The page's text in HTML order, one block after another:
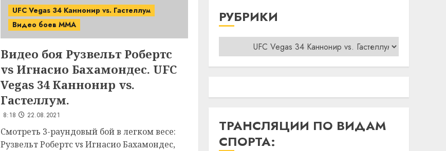
UFC Vegas 34 Каннонир vs. Гастеллум
Видео боев MMA
Видео боя Рузвельт Робертс
vs Игнасио Бахамондес. UFC
Vegas 34 Каннонир vs.
Гастеллум.
8:18 22.08.2021
Смотреть 3-раундовый бой в легком весе:
Рузвельт Робертс vs Игнасио Бахамондес,
РУБРИКИ
ТРАНСЛЯЦИИ ПО ВИДАМ
СПОРТА: